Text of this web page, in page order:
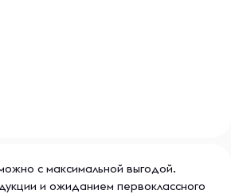
с максимальной выгодой.
и ожиданием первоклассного